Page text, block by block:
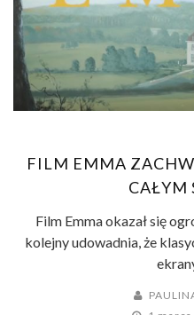
FILM EMMA
CAŁYM
Film Emma okazał się
kolejny udowadnia, że